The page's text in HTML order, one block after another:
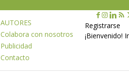
AUTORES
Colabora con nosotros
Publicidad
Contacto
Registrarse
¡Bienvenido!